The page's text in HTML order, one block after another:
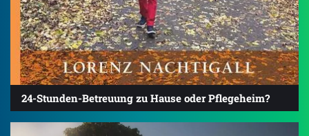
24-Stunden-Betreuung zu Hause oder Pflegeheim?